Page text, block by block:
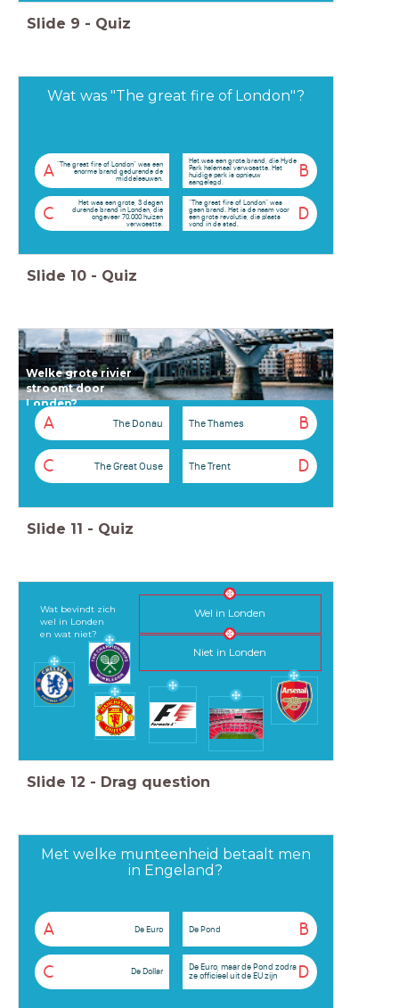
Slide 9 - Quiz
Wat was "The great fire of London"?
A "The great fire of London" was een
enorme brand gedurende de
middeleeuwen.
B
Het was een grote brand, die Hyde
Park helemaal verwoestte. Het
huidige park is opnieuw
aangelegd.
C
Het was een grote, 3 dagen
durende brand in Londen, die
ongeveer 70.000 huizen
verwoestte.
D
"The great fire of London" was
geen brand. Het is de naam voor
een grote revolutie, die plaats
vond in de stad.
Slide 10 - Quiz
Welke grote rivier
stroomt door
Londen?
A The Donau B
The Thames
C The Great Ouse D
The Trent
Slide 11 - Quiz
Wat bevindt zich
wel in Londen
en wat niet?
Wel in Londen
Niet in Londen
Slide 12 - Drag question
Met welke munteenheid betaalt men
in Engeland?
A De Euro B
De Pond
C De Dollar D
De Euro, maar de Pond zodra
ze officieel uit de EU zijn